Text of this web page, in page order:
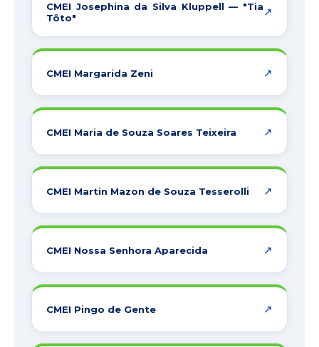
CMEI Josephina da Silva Kluppell — "Tia
Tôto"
↗
CMEI Margarida Zeni ↗
CMEI Maria de Souza Soares Teixeira ↗
CMEI Martin Mazon de Souza Tesserolli ↗
CMEI Nossa Senhora Aparecida ↗
CMEI Pingo de Gente ↗